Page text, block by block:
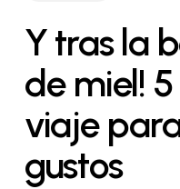
Y tras la
de miel!
viaje
gustos